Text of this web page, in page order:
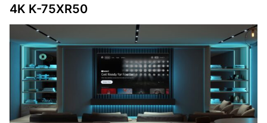
4K K-75XR50